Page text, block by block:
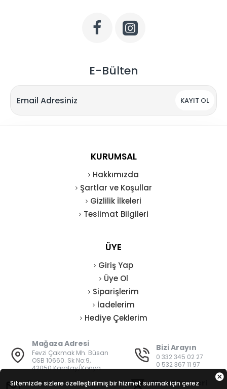
E-Bülten
KAYIT OL
KURUMSAL
Hakkımızda
Şartlar ve Koşullar
Gizlilik İlkeleri
Teslimat Bilgileri
ÜYE
Giriş Yap
Üye Ol
Siparişlerim
İadelerim
Hediye Çeklerim
Mağaza Adresi
Fevzi Çakmak Mh. Büsan
OSB 10660. Sk No:9,
42050 Karatay/Konya
Bizi Arayın
0 332 345 02 27
0 532 367 11 97
E-Posta Mesai Saatleri
Sitemizde sizlere özelleştirilmiş bir hizmet sunmak için çerez